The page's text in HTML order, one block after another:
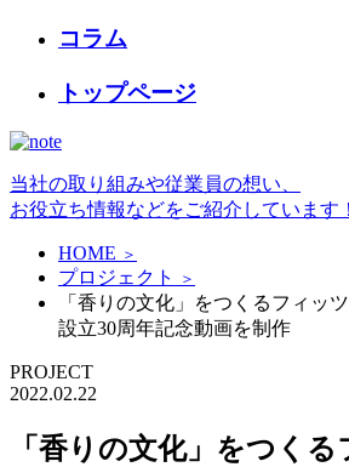
コラム
トップページ
当社の取り組みや従業員の想い、
お役立ち情報などをご紹介しています！
HOME ＞
プロジェクト ＞
「香りの文化」をつくるフィッ
設立30周年記念動画を制作
PROJECT
2022.02.22
「香りの文化」をつく